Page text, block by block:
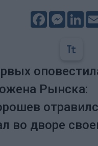
Facebook
Рынска:
во дворе